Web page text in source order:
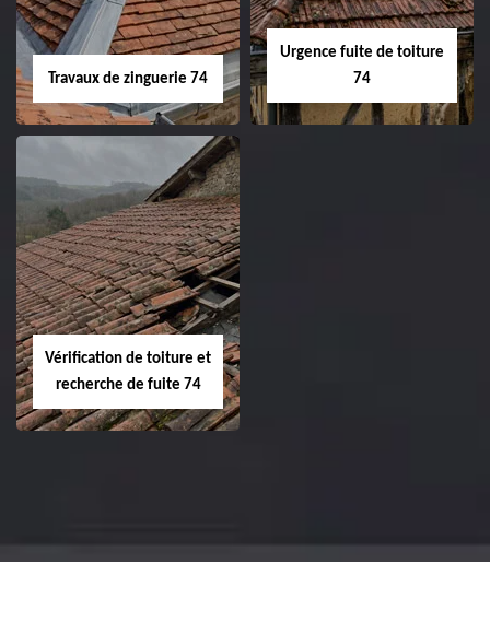
Travaux de zinguerie 74
Urgence fuite de toiture
74
Vérification de toiture et
recherche de fuite 74